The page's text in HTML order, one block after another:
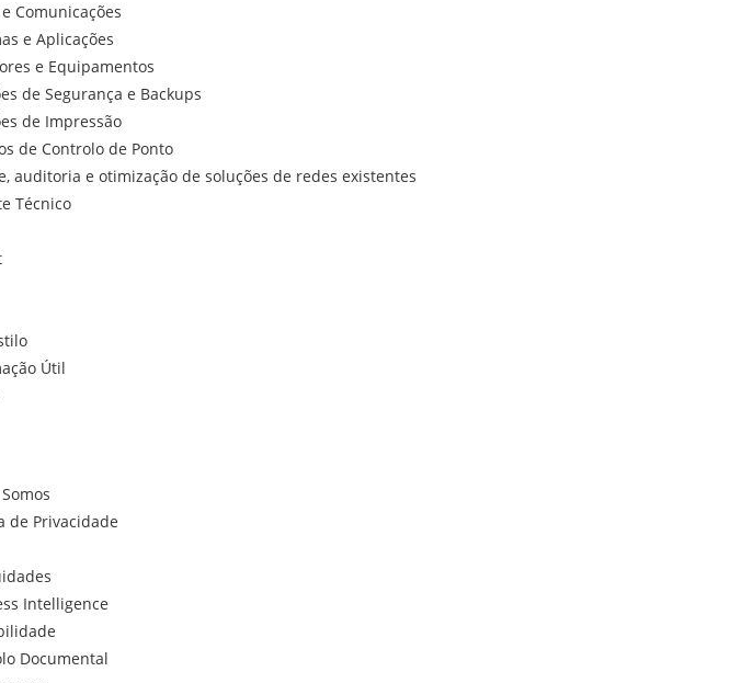
Comunicações
e Aplicações
e Equipamentos
de Segurança e Backups
de Impressão
de Controlo de Ponto
auditoria e otimização de soluções de redes existentes
Técnico
Útil
de Privacidade
Intelligence
Documental